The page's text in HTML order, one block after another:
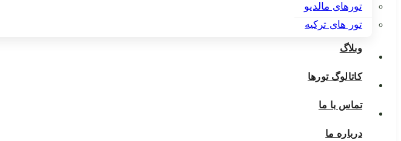
تورهای مالدیو
تور های ترکیه
وبلاگ
کاتالوگ تورها
تماس با ما
درباره ما